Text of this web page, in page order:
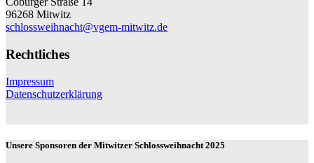
96268 Mitwitz
schlossweihnacht@vgem-mitwitz.de
Rechtliches
Impressum
Datenschutzerklärung
Unsere Sponsoren der Mitwitzer Schlossweihnacht 2025